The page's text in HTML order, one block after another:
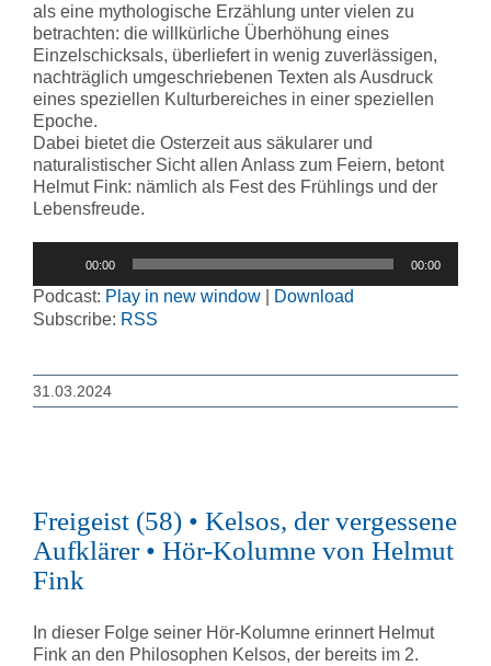
als eine mythologische Erzählung unter vielen zu
betrachten: die willkürliche Überhöhung eines
Einzelschicksals, überliefert in wenig zuverlässigen,
nachträglich umgeschriebenen Texten als Ausdruck
eines speziellen Kulturbereiches in einer speziellen
Epoche.
Dabei bietet die Osterzeit aus säkularer und
naturalistischer Sicht allen Anlass zum Feiern, betont
Helmut Fink: nämlich als Fest des Frühlings und der
Lebensfreude.
00:00 00:00
Podcast: Play in new window
Download
Subscribe: RSS
31.03.2024
Freigeist (58) • Kelsos, der vergessene
Aufklärer • Hör-Kolumne von Helmut
Fink
In dieser Folge seiner Hör-Kolumne erinnert Helmut
Fink an den Philosophen Kelsos, der bereits im 2.